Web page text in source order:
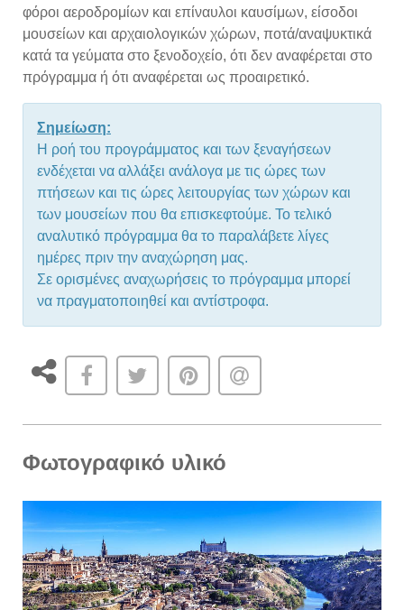
φόροι αεροδρομίων και επίναυλοι καυσίμων, είσοδοι
μουσείων και αρχαιολογικών χώρων, ποτά/αναψυκτικά
κατά τα γεύματα στο ξενοδοχείο, ότι δεν αναφέρεται στο
πρόγραμμα ή ότι αναφέρεται ως προαιρετικό.
Σημείωση:
Η ροή του προγράμματος και των ξεναγήσεων
ενδέχεται να αλλάξει ανάλογα με τις ώρες των
πτήσεων και τις ώρες λειτουργίας των χώρων και
των μουσείων που θα επισκεφτούμε. Το τελικό
αναλυτικό πρόγραμμα θα το παραλάβετε λίγες
ημέρες πριν την αναχώρηση μας.
Σε ορισμένες αναχωρήσεις το πρόγραμμα μπορεί
να πραγματοποιηθεί και αντίστροφα.
Φωτογραφικό υλικό